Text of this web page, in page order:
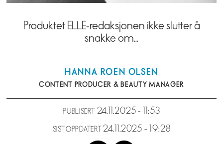
Produktet ELLE-redaksjonen ikke slutter å
snakke om...
HANNA ROEN OLSEN
CONTENT PRODUCER & BEAUTY MANAGER
PUBLISERT 24.11.2025 - 11:53
SIST OPPDATERT 24.11.2025 - 19:28